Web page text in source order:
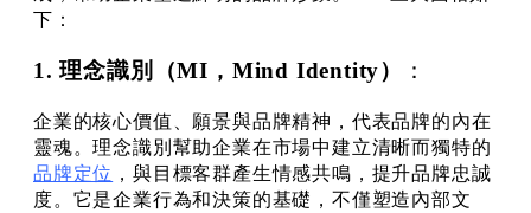
下：
1. 理念識別（MI，Mind Identity） ：
企業的核心價值、願景與品牌精神，代表品牌的內在
靈魂。理念識別幫助企業在市場中建立清晰而獨特的
品牌定位 ，與目標客群產生情感共鳴，提升品牌忠誠
度。它是企業行為和決策的基礎，不僅塑造內部文